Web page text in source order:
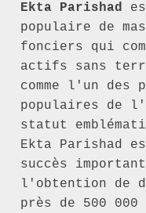
Ekta Parishad
populaire de
fonciers qui
actifs sans
comme l'un des
populaires de
statut
Ekta Parishad
succès
l'obtention de
près de 500